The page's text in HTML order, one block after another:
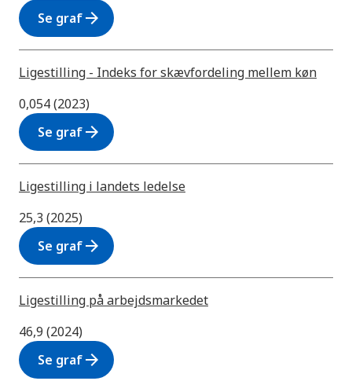
Se grafarrow_forward
Ligestilling - Indeks for skævfordeling mellem køn
0,054 (2023)
Se grafarrow_forward
Ligestilling i landets ledelse
25,3 (2025)
Se grafarrow_forward
Ligestilling på arbejdsmarkedet
46,9 (2024)
Se grafarrow_forward